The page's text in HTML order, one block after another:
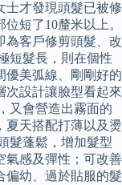
士才發現頭髮已被修
短了10釐米以上。
為客戶修剪頭髮、改
短髮長，則在個性
優美弧線、剛剛好的
次設計讓臉型看起來
又會營造出霧面的
夏天搭配打薄以及燙
髮蓬鬆，增加髮型
氣感及彈性；可改善
偏幼、過於貼服的髮